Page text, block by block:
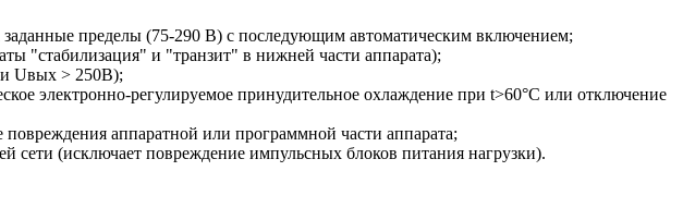
пределы (75-290 В) с последующим автоматическим включением;
"стабилизация" и "транзит" в нижней части аппарата);
Uвых > 250В);
электронно-регулируемое принудительное охлаждение при t>60°С или отключение
аппаратной или программной части аппарата;
(исключает повреждение импульсных блоков питания нагрузки).